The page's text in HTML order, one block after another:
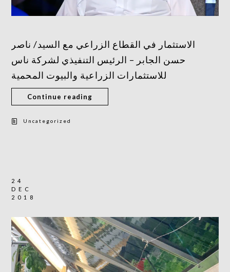
الاستثمار في القطاع الزراعي مع السيد/ ناصر
حسن الجابر – الرئيس التنفيذي لشركة ناس
للاستثمارات الزراعية والبيوت المحمية
Continue reading
Uncategorized
24
DEC
2018